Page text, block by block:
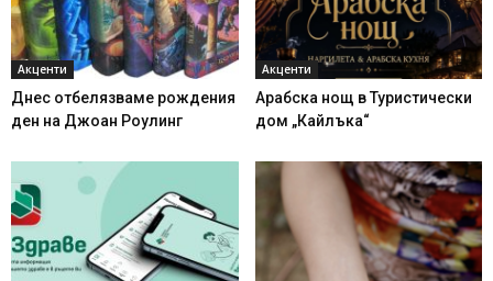
Акценти
Днес отбелязваме рождения
ден на Джоан Роулинг
Акценти
Арабска нощ в Туристически
дом „Кайлъка“